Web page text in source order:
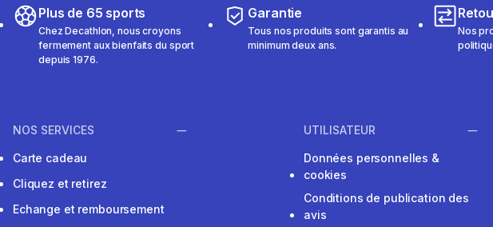
Plus de 65 sports
Chez Decathlon, nous croyons
fermement aux bienfaits du sport
depuis 1976.
Garantie
Tous nos produits sont garantis au
minimum deux ans.
Nos
NOS SERVICES
Carte cadeau
Cliquez et retirez
Echange et remboursement
UTILISATEUR
Données personnelles &
cookies
Conditions de publication des
avis